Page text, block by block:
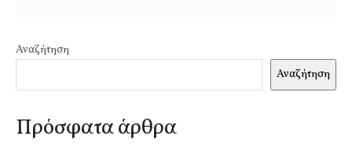
Αναζήτηση
Αναζήτηση
Πρόσφατα άρθρα